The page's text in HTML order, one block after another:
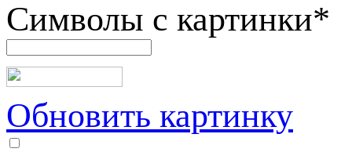
Символы с картинки*
Обновить картинку